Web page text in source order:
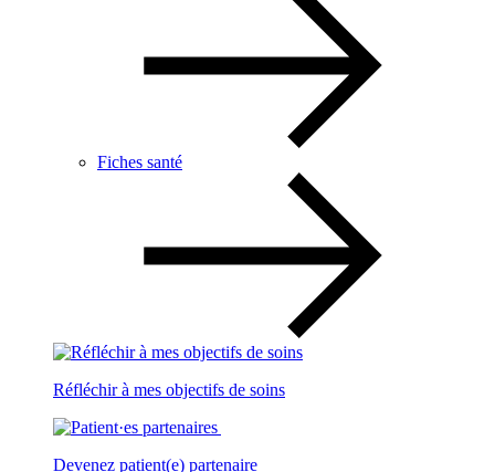
Fiches santé
Réfléchir à mes objectifs de soins
Devenez patient(e) partenaire